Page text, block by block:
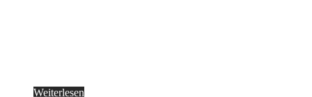
Weiterlesen